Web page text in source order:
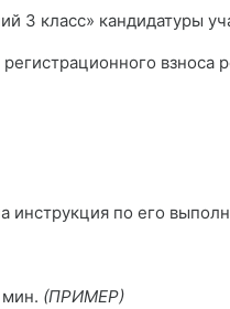
3 класс» кандидатуры
взноса
по его
(ПРИМЕР)